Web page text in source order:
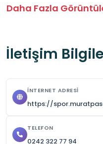
getirilmemelidir.
- Stadın saatleri yaz
randevu alınmalıdır.
Okul Dışı Öğrenme
Daha Fazla
İletişim
İNTERNET ADRESI
https://
TELEFON
0242 322 77 94